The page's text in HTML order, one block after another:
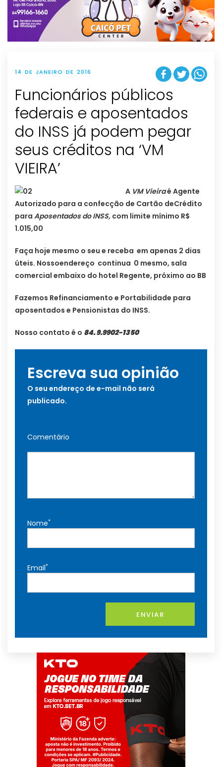
t
i
o
n
14 DE JANEIRO DE 2016
Funcionários públicos
federais e aposentados
do INSS já podem pegar
seus créditos na ‘VM
VIEIRA’
A VM Vieiraé Agente
Autorizado para a confecção de Cartão deCrédito
para Aposentados do INSS, com limite mínimo R$
1.015,00
Faça hoje mesmo o seu e receba em apenas 2 dias
úteis. Nossoendereço continua 0 mesmo, sala
comercial embaixo do hotel Regente, próximo ao BB
Fazemos Refinanciamento e Portabilidade para
aposentados e Pensionistas do INSS.
Nosso contato é o 84. 9.9902-1350
Escreva sua opinião
O seu endereço de e-mail não será
publicado.
Comentário
Nome*
Email*
ENVIAR